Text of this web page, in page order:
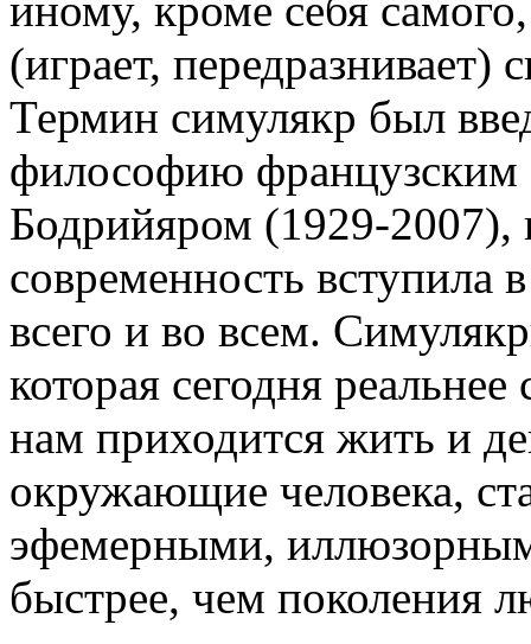
(играет,
Термин симулякр был
философию
Бодрийяром (1929-2007),
современность вступила
всего и во всем.
которая сегодня
нам приходится жить и
окружающие человека,
эфемерными,
быстрее, чем поколения